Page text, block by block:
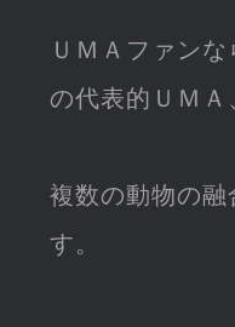
ＵＭＡファン
の代表的ＵＭＡ
複数の動物の
す。